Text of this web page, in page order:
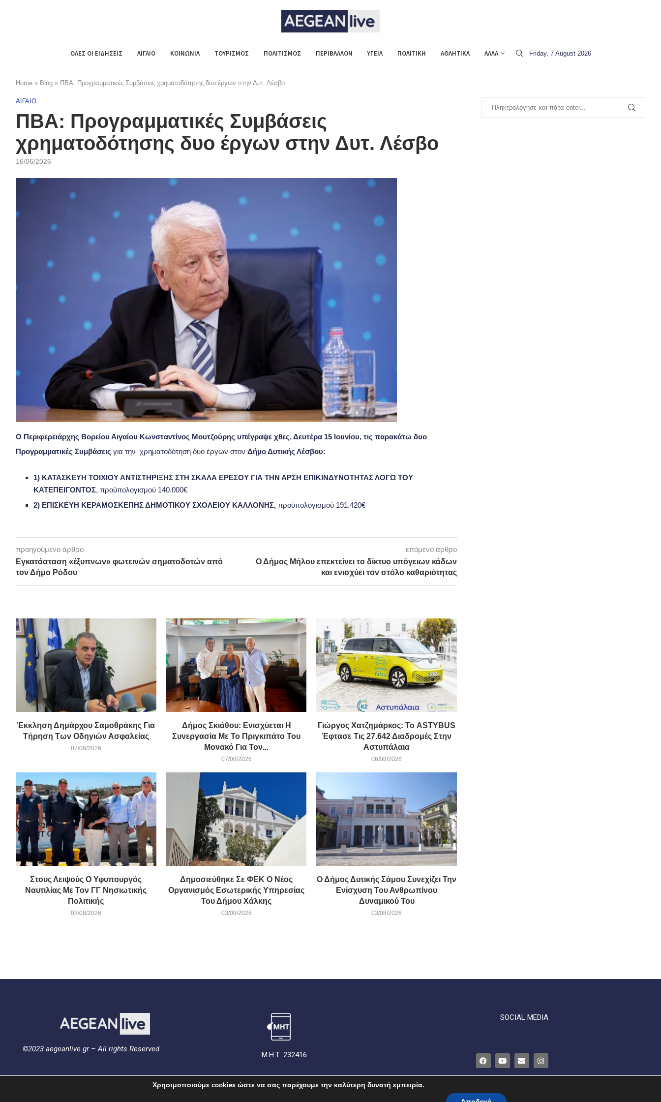
ΟΛΕΣ ΟΙ ΕΙΔΗΣΕΙΣ ΑΙΓΑΙΟ ΚΟΙΝΩΝΙΑ ΤΟΥΡΙΣΜΟΣ ΠΟΛΙΤΙΣΜΟΣ ΠΕΡΙΒΑΛΛΟΝ ΥΓΕΙΑ ΠΟΛΙΤΙΚΗ ΑΘΛΗΤΙΚΑ ΑΛΛΑ Friday, 7 August 2026
Home » Blog » ΠΒΑ: Προγραμματικές Συμβάσεις χρηματοδότησης δυο έργων στην Δυτ. Λέσβο
ΑΙΓΑΙΟ
ΠΒΑ: Προγραμματικές Συμβάσεις
χρηματοδότησης δυο έργων στην Δυτ. Λέσβο
16/06/2026
Ο Περιφερειάρχης Βορείου Αιγαίου Κωνσταντίνος Μουτζούρης υπέγραψε χθες, Δευτέρα 15 Ιουνίου, τις παρακάτω δυο
Προγραμματικές Συμβάσεις για την χρηματοδότηση δυο έργων στον Δήμο Δυτικής Λέσβου:
1) ΚΑΤΑΣΚΕΥΗ ΤΟΙΧΙΟΥ ΑΝΤΙΣΤΗΡΙΞΗΣ ΣΤΗ ΣΚΑΛΑ ΕΡΕΣΟΥ ΓΙΑ ΤΗΝ ΑΡΣΗ ΕΠΙΚΙΝΔΥΝΟΤΗΤΑΣ ΛΟΓΩ ΤΟΥ
ΚΑΤΕΠΕΙΓΟΝΤΟΣ, προϋπολογισμού 140.000€
2) ΕΠΙΣΚΕΥΗ ΚΕΡΑΜΟΣΚΕΠΗΣ ΔΗΜΟΤΙΚΟΥ ΣΧΟΛΕΙΟΥ ΚΑΛΛΟΝΗΣ, προϋπολογισμού 191.420€
προηγούμενο άρθρο
Εγκατάσταση «έξυπνων» φωτεινών σηματοδοτών από
τον Δήμο Ρόδου
επόμενο άρθρο
Ο Δήμος Μήλου επεκτείνει το δίκτυο υπόγειων κάδων
και ενισχύει τον στόλο καθαριότητας
Έκκληση Δημάρχου Σαμοθράκης Για
Τήρηση Των Οδηγιών Ασφαλείας
07/08/2026
Δήμος Σκιάθου: Ενισχύεται Η
Συνεργασία Με Το Πριγκιπάτο Του
Μονακό Για Τον...
07/08/2026
Γιώργος Χατζημάρκος: Το ASTYBUS
Έφτασε Τις 27.642 Διαδρομές Στην
Αστυπάλαια
06/08/2026
Στους Λειψούς Ο Υφυπουργός
Ναυτιλίας Με Τον ΓΓ Νησιωτικής
Πολιτικής
03/08/2026
Δημοσιεύθηκε Σε ΦΕΚ Ο Νέος
Οργανισμός Εσωτερικής Υπηρεσίας
Του Δήμου Χάλκης
03/08/2026
Ο Δήμος Δυτικής Σάμου Συνεχίζει Την
Ενίσχυση Του Ανθρωπίνου
Δυναμικού Του
03/08/2026
©2023 aegeanlive.gr – All rights Reserved
Μ.Η.Τ. 232416
SOCIAL MEDIA
ΤΑΥΤΟΤΗΤΑ ΕΠΙΚΟΙΝΩΝΙΑ
Χρησιμοποιούμε cookies ώστε να σας παρέχουμε την καλύτερη δυνατή εμπειρία.